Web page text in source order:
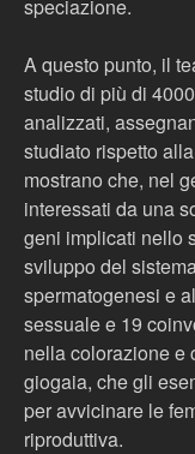
speciazione.
A questo punto, il
studio di più di
analizzati,
studiato rispetto
mostrano che, nel
interessati da una
geni implicati nello
sviluppo del
spermatogenesi e
sessuale e 19
nella colorazione e
giogaia, che gli
per avvicinare le
riproduttiva.